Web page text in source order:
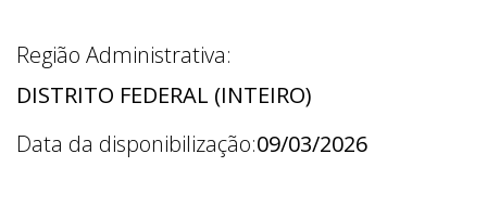
Região Administrativa:
DISTRITO FEDERAL (INTEIRO)
Data da disponibilização:09/03/2026